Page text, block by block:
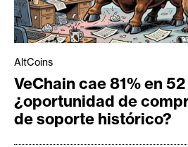
AltCoins
VeChain cae 81% en
¿oportunidad de
de soporte histórico?